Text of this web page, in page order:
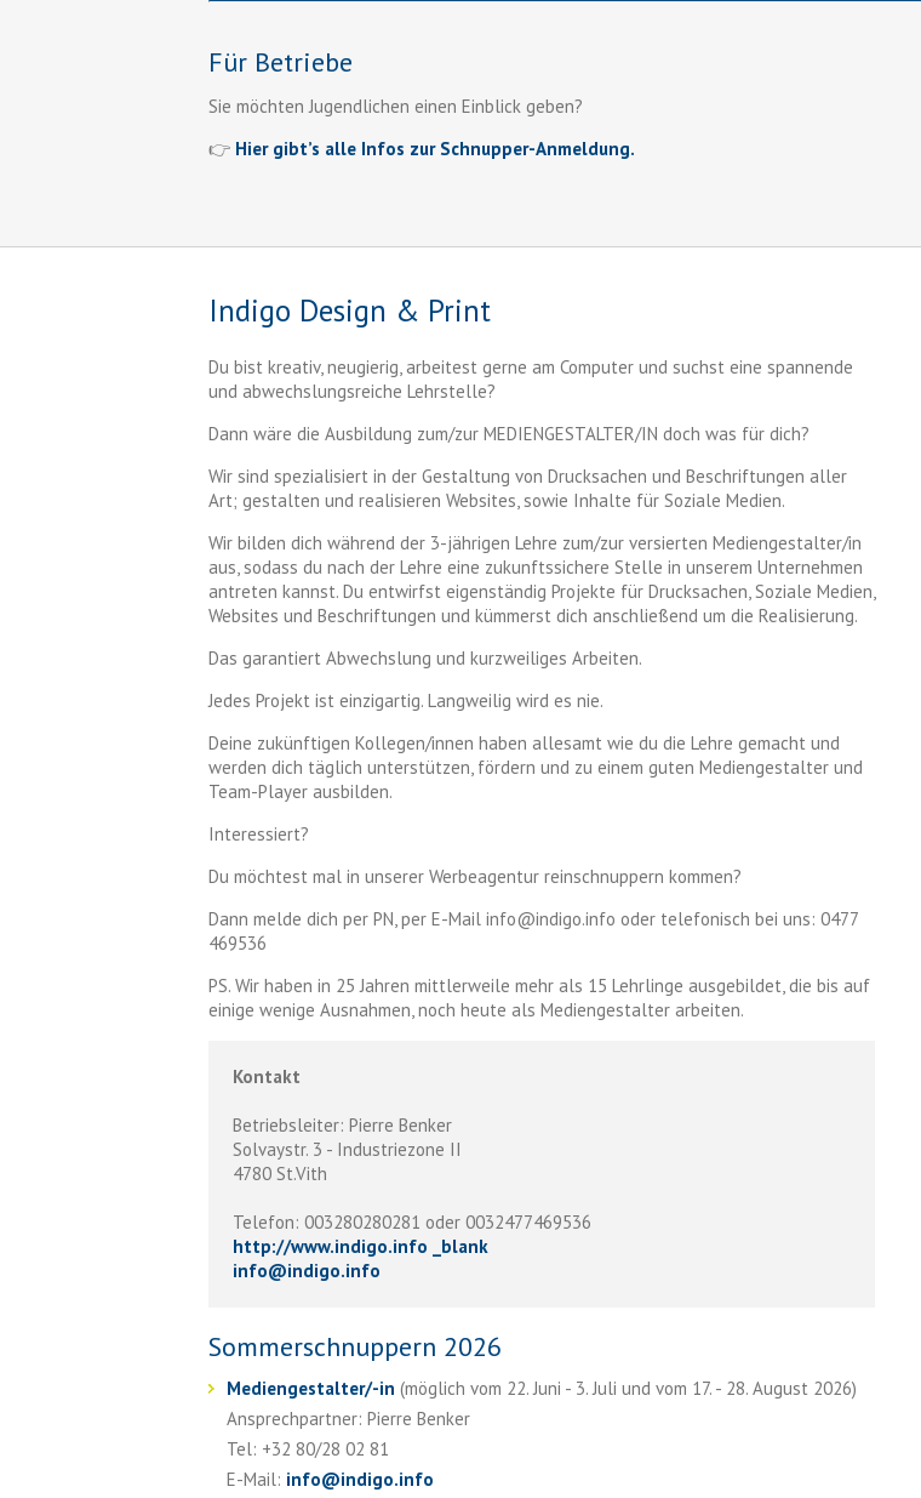
Für Betriebe
Sie möchten Jugendlichen einen Einblick geben?
👉 Hier gibt’s alle Infos zur Schnupper-Anmeldung.
Indigo Design & Print
Du bist kreativ, neugierig, arbeitest gerne am Computer und suchst eine spannende
und abwechslungsreiche Lehrstelle?
Dann wäre die Ausbildung zum/zur MEDIENGESTALTER/IN doch was für dich?
Wir sind spezialisiert in der Gestaltung von Drucksachen und Beschriftungen aller
Art; gestalten und realisieren Websites, sowie Inhalte für Soziale Medien.
Wir bilden dich während der 3-jährigen Lehre zum/zur versierten Mediengestalter/in
aus, sodass du nach der Lehre eine zukunftssichere Stelle in unserem Unternehmen
antreten kannst. Du entwirfst eigenständig Projekte für Drucksachen, Soziale Medien,
Websites und Beschriftungen und kümmerst dich anschließend um die Realisierung.
Das garantiert Abwechslung und kurzweiliges Arbeiten.
Jedes Projekt ist einzigartig. Langweilig wird es nie.
Deine zukünftigen Kollegen/innen haben allesamt wie du die Lehre gemacht und
werden dich täglich unterstützen, fördern und zu einem guten Mediengestalter und
Team-Player ausbilden.
Interessiert?
Du möchtest mal in unserer Werbeagentur reinschnuppern kommen?
Dann melde dich per PN, per E-Mail info@indigo.info oder telefonisch bei uns: 0477
469536
PS. Wir haben in 25 Jahren mittlerweile mehr als 15 Lehrlinge ausgebildet, die bis auf
einige wenige Ausnahmen, noch heute als Mediengestalter arbeiten.
Kontakt
Betriebsleiter: Pierre Benker
Solvaystr. 3 - Industriezone II
4780 St.Vith
Telefon: 003280280281 oder 0032477469536
http://www.indigo.info _blank
info@indigo.info
Sommerschnuppern 2026
Mediengestalter/-in (möglich vom 22. Juni - 3. Juli und vom 17. - 28. August 2026)
Ansprechpartner: Pierre Benker
Tel: +32 80/28 02 81
E-Mail: info@indigo.info